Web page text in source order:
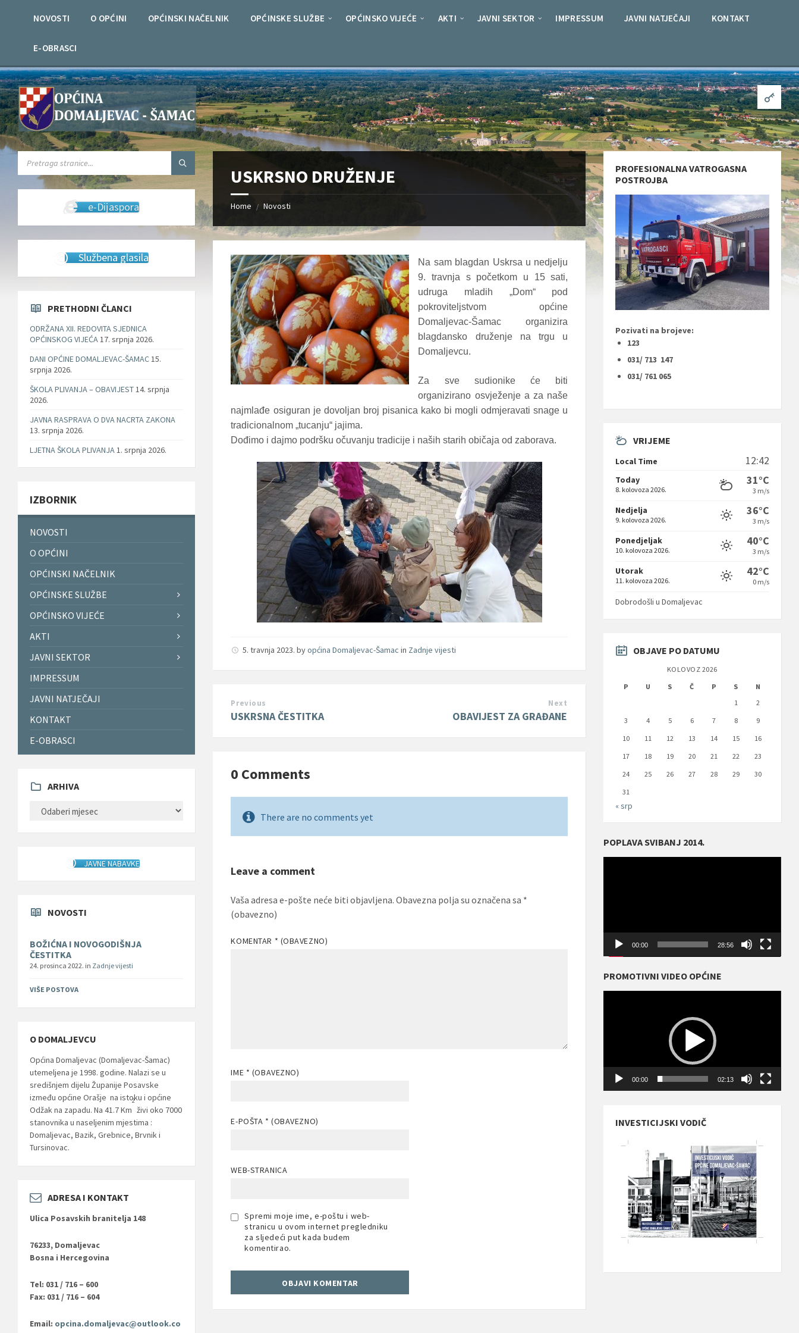
NOVOSTI O OPĆINI OPĆINSKI NAČELNIK OPĆINSKE SLUŽBE OPĆINSKO VIJEĆE AKTI JAVNI SEKTOR IMPRESSUM JAVNI NATJEČAJI KONTAKT
E-OBRASCI
USKRSNO DRUŽENJE
Home / Novosti
Na sam blagdan Uskrsa u nedjelju
9. travnja s početkom u 15 sati,
udruga mladih „Dom“ pod
pokroviteljstvom općine
Domaljevac-Šamac organizira
blagdansko druženje na trgu u
Domaljevcu.
Za sve sudionike će biti
organizirano osvježenje a za naše
najmlađe osiguran je dovoljan broj pisanica kako bi mogli odmjeravati snage u
tradicionalnom „tucanju“ jajima.
Dođimo i dajmo podršku očuvanju tradicije i naših starih običaja od zaborava.
5. travnja 2023.byopćina Domaljevac-Šamac in Zadnje vijesti
Previous
USKRSNA ČESTITKA
Next
OBAVIJEST ZA GRAĐANE
0 Comments
There are no comments yet
Leave a comment
Vaša adresa e-pošte neće biti objavljena. Obavezna polja su označena sa *
(obavezno)
KOMENTAR * (OBAVEZNO)
IME * (OBAVEZNO)
E-POŠTA * (OBAVEZNO)
WEB-STRANICA
Spremi moje ime, e-poštu i web-
stranicu u ovom internet pregledniku
za sljedeći put kada budem
komentirao.
SEARCH:
e-Dijaspora
Službena glasila
PRETHODNI ČLANCI
ODRŽANA XII. REDOVITA SJEDNICA
OPĆINSKOG VIJEĆA17. srpnja 2026.
DANI OPĆINE DOMALJEVAC-ŠAMAC15.
srpnja 2026.
ŠKOLA PLIVANJA – OBAVIJEST14. srpnja
2026.
JAVNA RASPRAVA O DVA NACRTA ZAKONA
13. srpnja 2026.
LJETNA ŠKOLA PLIVANJA1. srpnja 2026.
IZBORNIK
NOVOSTI
O OPĆINI
OPĆINSKI NAČELNIK
OPĆINSKE SLUŽBE
OPĆINSKO VIJEĆE
AKTI
JAVNI SEKTOR
IMPRESSUM
JAVNI NATJEČAJI
KONTAKT
E-OBRASCI
ARHIVA
JAVNE NABAVKE
NOVOSTI
BOŽIĆNA I NOVOGODIŠNJA
ČESTITKA
24. prosinca 2022. in Zadnje vijesti
VIŠE POSTOVA
O DOMALJEVCU
Općina Domaljevac (Domaljevac-Šamac)
utemeljena je 1998. godine. Nalazi se u
središnjem dijelu Županije Posavske
između općine Orašje na istoku i općine
Odžak na zapadu. Na 41.7 Km
2
živi oko 7000
stanovnika u naseljenim mjestima :
Domaljevac, Bazik, Grebnice, Brvnik i
Tursinovac.
ADRESA I KONTAKT
Ulica Posavskih branitelja 148
76233, Domaljevac
Bosna i Hercegovina
Tel: 031 / 716 – 600
Fax: 031 / 716 – 604
Email: opcina.domaljevac@outlook.co
PROFESIONALNA VATROGASNA
POSTROJBA
Pozivati na brojeve:
123
031/ 713 147
031/ 761 065
VRIJEME
Local Time 12:42
Today
8. kolovoza 2026.
31°C
3 m/s
Nedjelja
9. kolovoza 2026.
36°C
3 m/s
Ponedjeljak
10. kolovoza 2026.
40°C
3 m/s
Utorak
11. kolovoza 2026.
42°C
0 m/s
Dobrodošli u Domaljevac
OBJAVE PO DATUMU
KOLOVOZ 2026
P
U S Č P S
N
1
2
3
4 5 6 7 8
9
10
11 12 13 14 15
16
17
18 19 20 21 22
23
24
25 26 27 28 29
30
31
« srp
POPLAVA SVIBANJ 2014.
00:00 28:56
PROMOTIVNI VIDEO OPĆINE
00:00 02:13
INVESTICIJSKI VODIČ